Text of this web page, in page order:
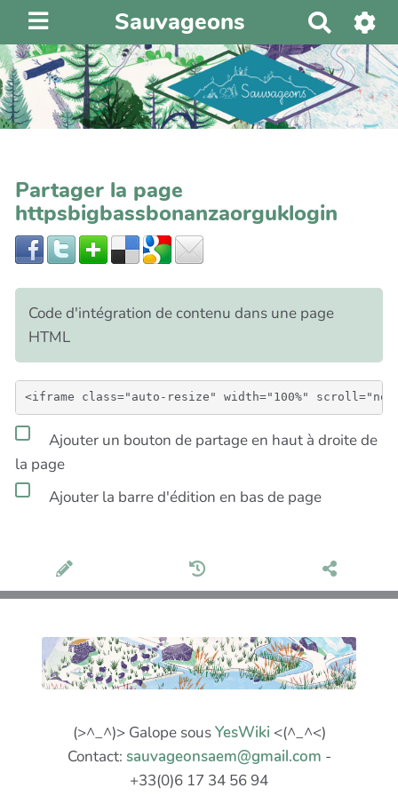
Sauvageons
e
c
h
e
r
r
Partager la page
httpsbigbassbonanzaorguklogin
Code d'intégration de contenu dans une page
HTML
Ajouter un bouton de partage en haut à droite de
la page
Ajouter la barre d'édition en bas de page
(>^_^)> Galope sousYesWiki <(^_^<)
Contact: sauvageonsaem@gmail.com -
+33(0)6 17 34 56 94